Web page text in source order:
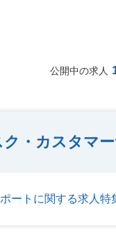
公開中の求人
・カスタマ
ートに関する求人特